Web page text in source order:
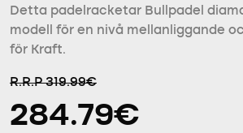
Detta padelracketar Bullpadel
modell för en nivå mellanliggande
för Kraft.
R.R.P 319.99€
284.79€